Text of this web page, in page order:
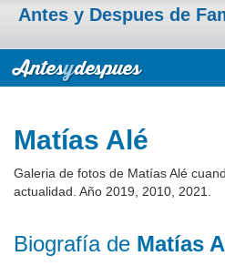
Antes y Despues de
Matías Alé
Galeria de fotos de Matías Alé
actualidad. Año 2019, 2010, 2021.
Biografía de Matías